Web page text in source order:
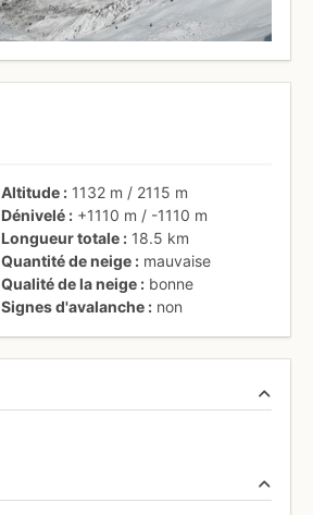
Altitude 1132 m / 2115 m
Dénivelé
+1110 m / -1110 m
Longueur totale
18.5 km
Quantité de neige
mauvaise
Qualité de la neige
bonne
Signes d'avalanche
non